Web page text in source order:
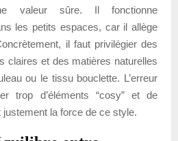
valeur sûre. Il fonctionne
les petits espaces, car il allège
il faut privilégier des
claires et des matières naturelles
ou le tissu bouclette. L’erreur
trop d’éléments “cosy” et de
justement la force de ce style.